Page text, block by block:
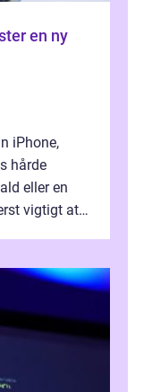
en ny
iPhone,
hårde
eller en
vigtigt at